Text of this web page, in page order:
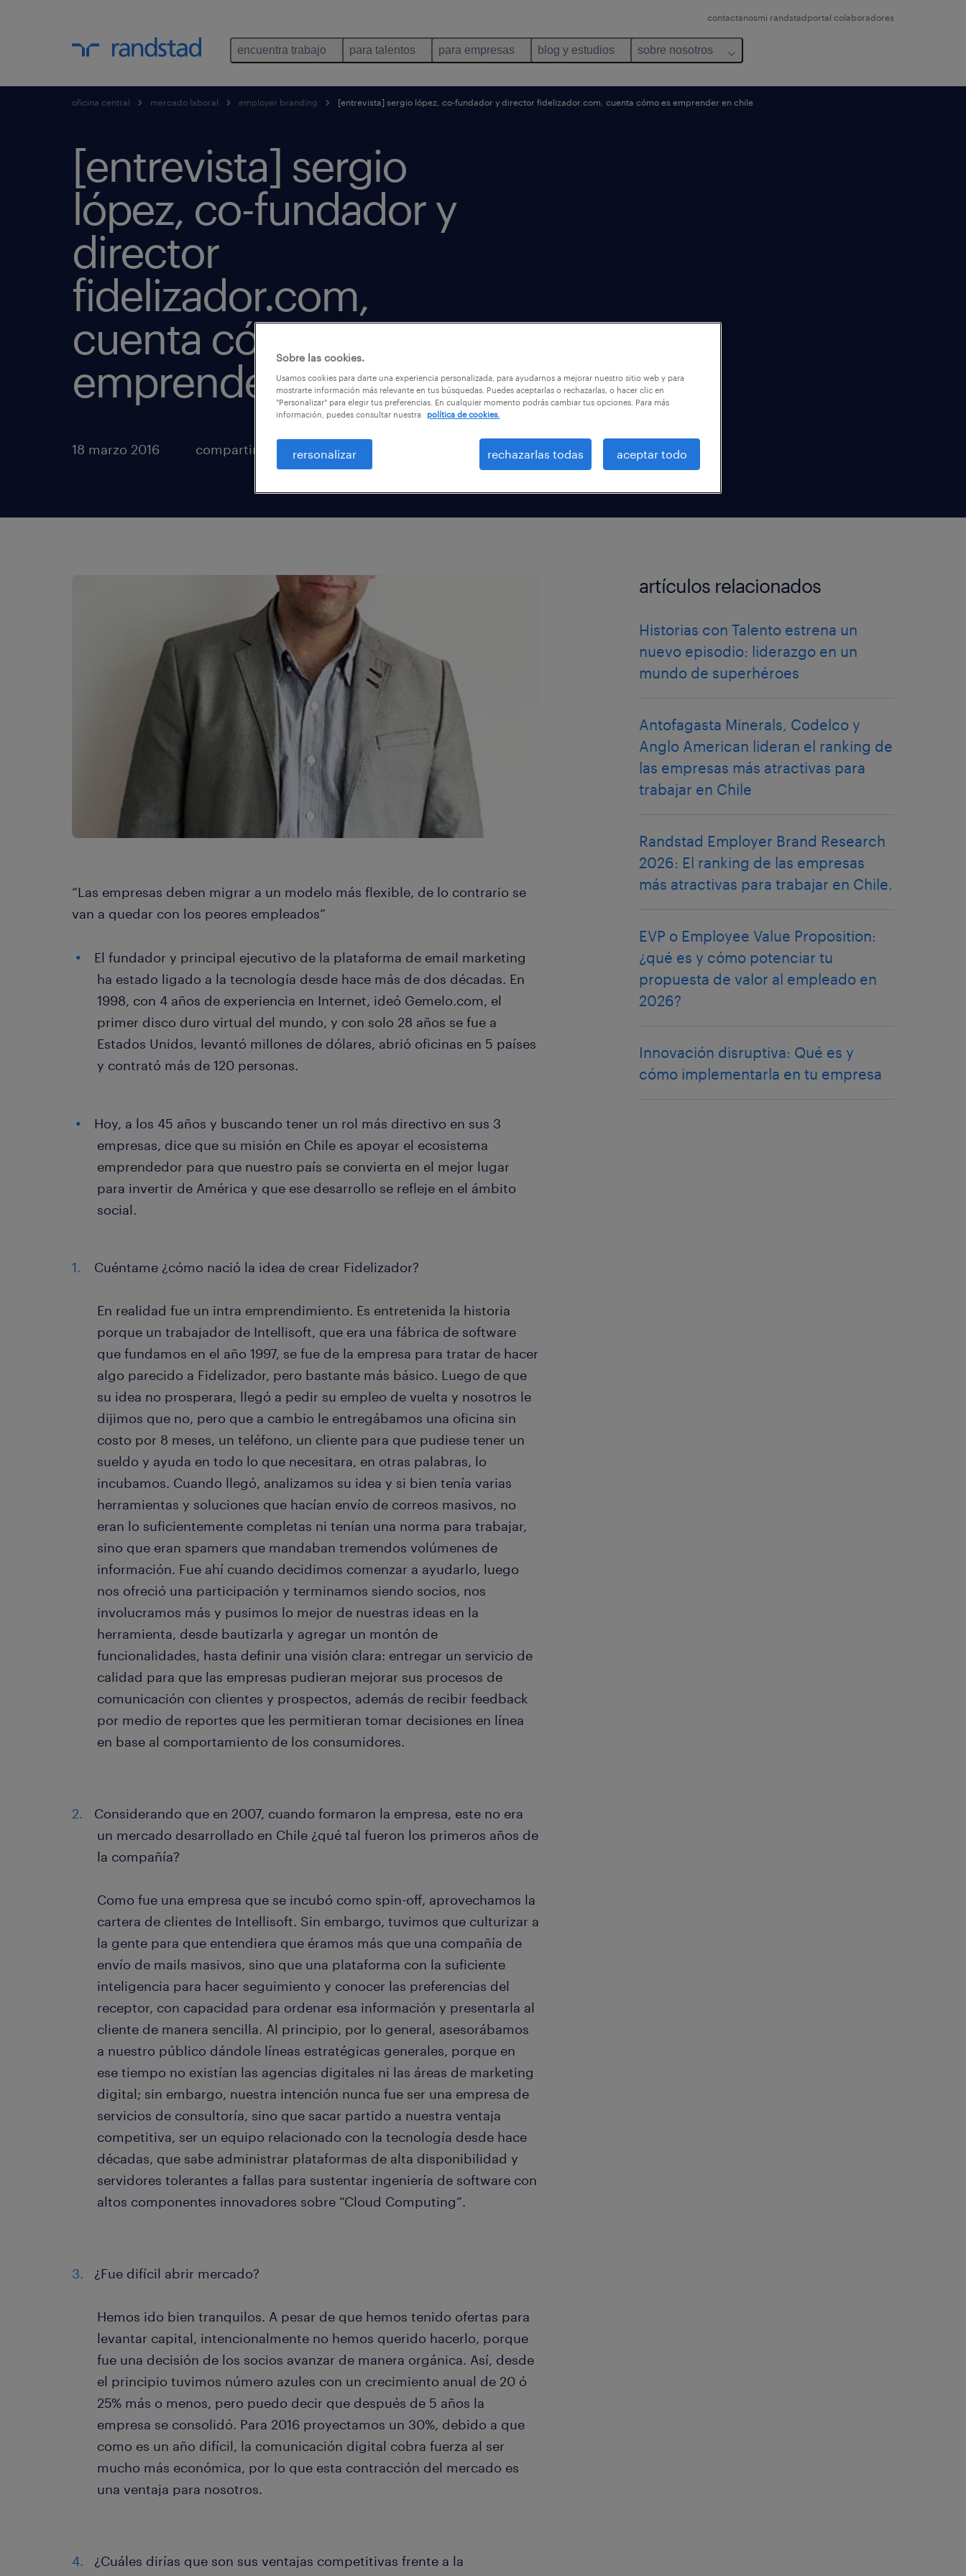
contactanosmi randstadportal colaboradores
encuentra trabajo para talentos para empresas blog y estudios sobre nosotros
oficina central mercado laboral employer branding [entrevista] sergio lópez, co-fundador y director fidelizador.com, cuenta cómo es emprender en chile
[entrevista] sergio
lópez, co-fundador y
director
fidelizador.com,
cuenta cómo es
emprender en chile
18 marzo 2016 compartir artículos
“Las empresas deben migrar a un modelo más flexible, de lo contrario se
van a quedar con los peores empleados”
El fundador y principal ejecutivo de la plataforma de email marketing
ha estado ligado a la tecnología desde hace más de dos décadas. En
1998, con 4 años de experiencia en Internet, ideó Gemelo.com, el
primer disco duro virtual del mundo, y con solo 28 años se fue a
Estados Unidos, levantó millones de dólares, abrió oficinas en 5 países
y contrató más de 120 personas.
Hoy, a los 45 años y buscando tener un rol más directivo en sus 3
empresas, dice que su misión en Chile es apoyar el ecosistema
emprendedor para que nuestro país se convierta en el mejor lugar
para invertir de América y que ese desarrollo se refleje en el ámbito
social.
Cuéntame ¿cómo nació la idea de crear Fidelizador?
En realidad fue un intra emprendimiento. Es entretenida la historia
porque un trabajador de Intellisoft, que era una fábrica de software
que fundamos en el año 1997, se fue de la empresa para tratar de hacer
algo parecido a Fidelizador, pero bastante más básico. Luego de que
su idea no prosperara, llegó a pedir su empleo de vuelta y nosotros le
dijimos que no, pero que a cambio le entregábamos una oficina sin
costo por 8 meses, un teléfono, un cliente para que pudiese tener un
sueldo y ayuda en todo lo que necesitara, en otras palabras, lo
incubamos. Cuando llegó, analizamos su idea y si bien tenía varias
herramientas y soluciones que hacían envío de correos masivos, no
eran lo suficientemente completas ni tenían una norma para trabajar,
sino que eran spamers que mandaban tremendos volúmenes de
información. Fue ahí cuando decidimos comenzar a ayudarlo, luego
nos ofreció una participación y terminamos siendo socios, nos
involucramos más y pusimos lo mejor de nuestras ideas en la
herramienta, desde bautizarla y agregar un montón de
funcionalidades, hasta definir una visión clara: entregar un servicio de
calidad para que las empresas pudieran mejorar sus procesos de
comunicación con clientes y prospectos, además de recibir feedback
por medio de reportes que les permitieran tomar decisiones en línea
en base al comportamiento de los consumidores.
Considerando que en 2007, cuando formaron la empresa, este no era
un mercado desarrollado en Chile ¿qué tal fueron los primeros años de
la compañía?
Como fue una empresa que se incubó como spin-off, aprovechamos la
cartera de clientes de Intellisoft. Sin embargo, tuvimos que culturizar a
la gente para que entendiera que éramos más que una compañía de
envío de mails masivos, sino que una plataforma con la suficiente
inteligencia para hacer seguimiento y conocer las preferencias del
receptor, con capacidad para ordenar esa información y presentarla al
cliente de manera sencilla. Al principio, por lo general, asesorábamos
a nuestro público dándole líneas estratégicas generales, porque en
ese tiempo no existían las agencias digitales ni las áreas de marketing
digital; sin embargo, nuestra intención nunca fue ser una empresa de
servicios de consultoría, sino que sacar partido a nuestra ventaja
competitiva, ser un equipo relacionado con la tecnología desde hace
décadas, que sabe administrar plataformas de alta disponibilidad y
servidores tolerantes a fallas para sustentar ingeniería de software con
altos componentes innovadores sobre “Cloud Computing”.
¿Fue difícil abrir mercado?
Hemos ido bien tranquilos. A pesar de que hemos tenido ofertas para
levantar capital, intencionalmente no hemos querido hacerlo, porque
fue una decisión de los socios avanzar de manera orgánica. Así, desde
el principio tuvimos número azules con un crecimiento anual de 20 ó
25% más o menos, pero puedo decir que después de 5 años la
empresa se consolidó. Para 2016 proyectamos un 30%, debido a que
como es un año difícil, la comunicación digital cobra fuerza al ser
mucho más económica, por lo que esta contracción del mercado es
una ventaja para nosotros.
¿Cuáles dirías que son sus ventajas competitivas frente a la
artículos relacionados
Historias con Talento estrena un
nuevo episodio: liderazgo en un
mundo de superhéroes
Antofagasta Minerals, Codelco y
Anglo American lideran el ranking de
las empresas más atractivas para
trabajar en Chile
Randstad Employer Brand Research
2026: El ranking de las empresas
más atractivas para trabajar en Chile.
EVP o Employee Value Proposition:
¿qué es y cómo potenciar tu
propuesta de valor al empleado en
2026?
Innovación disruptiva: Qué es y
cómo implementarla en tu empresa
Sobre las cookies.
Usamos cookies para darte una experiencia personalizada, para ayudarnos a mejorar nuestro sitio web y para
mostrarte información más relevante en tus búsquedas. Puedes aceptarlas o rechazarlas, o hacer clic en
"Personalizar" para elegir tus preferencias. En cualquier momento podrás cambiar tus opciones. Para más
información, puedes consultar nuestra
política de cookies.
rersonalizar rechazarlas todas aceptar todo